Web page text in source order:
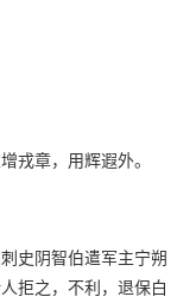
戎章，用辉遐外。
史阴智伯遣军主宁朔
拒之，不利，退保白